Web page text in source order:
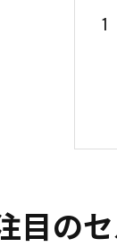
目の